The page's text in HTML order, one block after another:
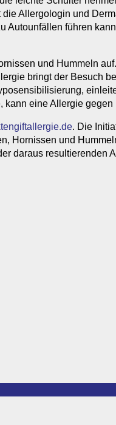
Allergologin und
Autounfällen führen
und Hummeln
bringt der Besuch
eine Allergie
. Die
Hornissen und
daraus resultierenden